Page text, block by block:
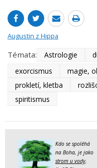
Augustin z Hippa
Témata: Astrologie
exorcismus
magie,
prokletí, kletba
spiritismus
Kdo se spoléhá
na Boha, je jako
strom u vody.